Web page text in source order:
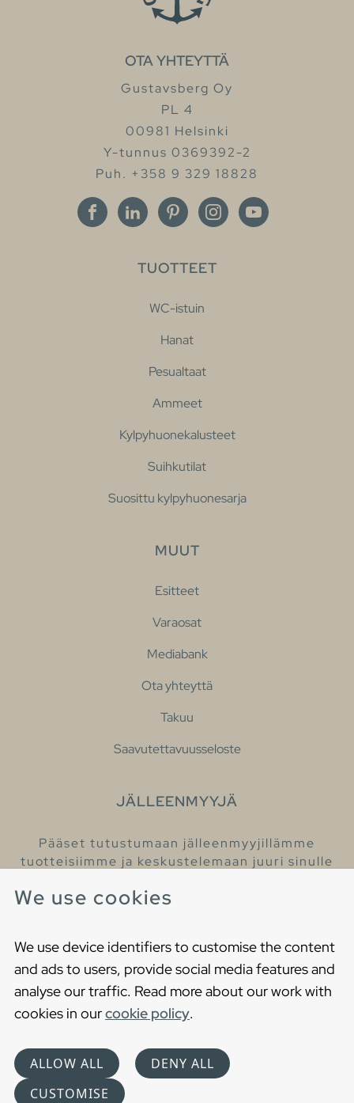
We use cookies
We use device identifiers to customise the content
and ads to users, provide social media features and
analyse our traffic. Read more about our work with
cookies in ourcookie policy.
ALLOW ALL
DENY ALL
CUSTOMISE
OTA YHTEYTTÄ
Gustavsberg Oy
PL 4
00981 Helsinki
Y-tunnus 0369392-2
Puh. +358 9 329 18828
TUOTTEET
WC-istuin
Hanat
Pesualtaat
Ammeet
Kylpyhuonekalusteet
Suihkutilat
Suosittu kylpyhuonesarja
MUUT
Esitteet
Varaosat
Mediabank
Ota yhteyttä
Takuu
Saavutettavuusseloste
JÄLLEENMYYJÄ
Pääset tutustumaan jälleenmyyjillämme
tuotteisiimme ja keskustelemaan juuri sinulle
Cookies
Privacy statement
Choose language